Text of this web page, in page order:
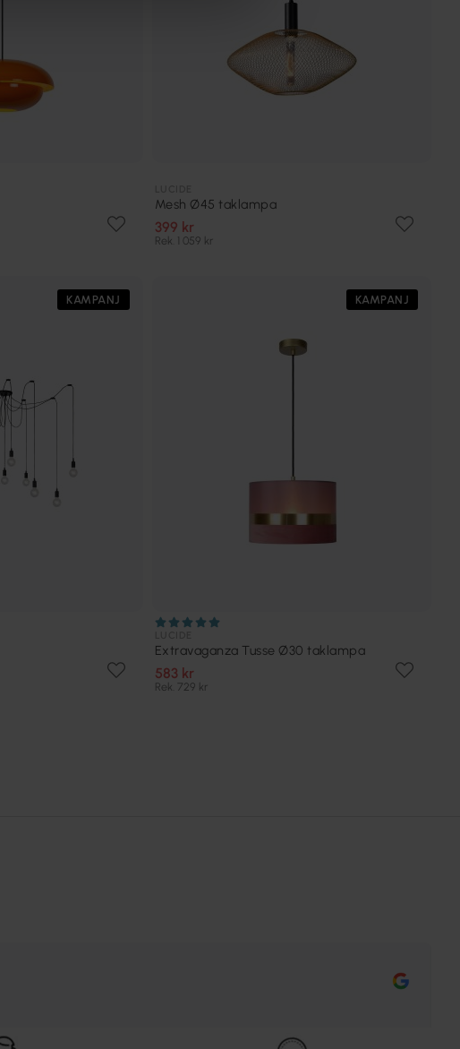
Mesh Ø45 taklampa
399 kr
Rek. 1 059 kr
KAMPANJ KAMPANJ
Extravaganza Tusse Ø30 taklampa
583 kr
Rek. 729 kr